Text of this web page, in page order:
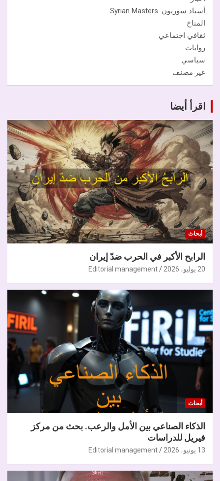
أسياد سوريون. Syrian Masters
المناخ
ثقافي اجتماعي
روايات
سياسي
غير مصنف
اقرأ أيضا
أبحاث
الرابح الأكبر في الحرب ضدّ إيران
20 يوليو، 2026 Editorial management
أبحاث
الذكاء الصناعي بين الأمل والرعب. بحث من مركز
فيريل للدراسات
13 يونيو، 2026 Editorial management